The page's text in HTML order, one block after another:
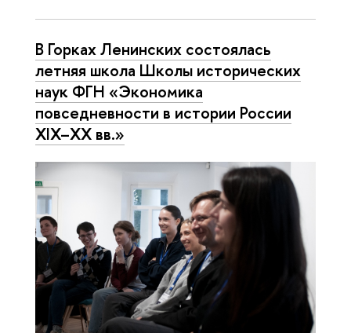
В Горках Ленинских состоялась
летняя школа Школы исторических
наук ФГН «Экономика
повседневности в истории России
XIX–XX вв.»